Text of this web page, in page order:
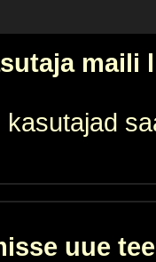
uue